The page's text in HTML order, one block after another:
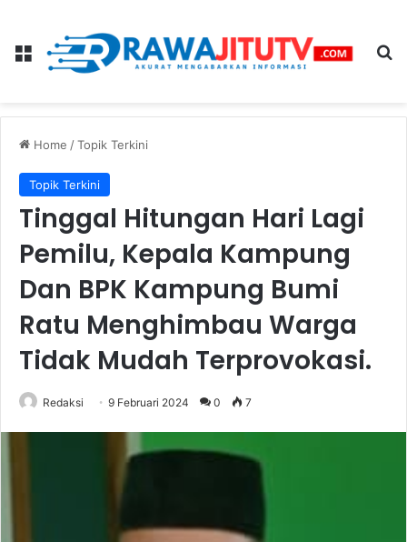
Menu
Home /Topik Terkini
Topik Terkini
Tinggal Hitungan Hari Lagi
Pemilu, Kepala Kampung
Dan BPK Kampung Bumi
Ratu Menghimbau Warga
Tidak Mudah Terprovokasi.
Redaksi 9 Februari 2024 0 7